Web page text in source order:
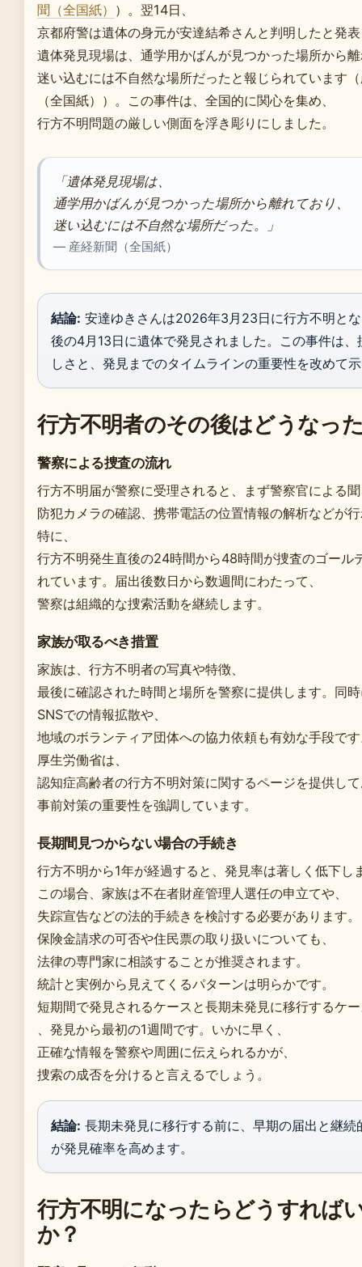
聞（全国紙） ）。翌14日、
京都府警は遺体の身元が安達結希さんと判明したと発
遺体発見現場は、通学用かばんが見つかった場所から
迷い込むには不自然な場所だったと報じられています
（全国紙））。この事件は、全国的に関心を集め、
行方不明問題の厳しい側面を浮き彫りにしました。
「遺体発見現場は、
通学用かばんが見つかった場所から離れており、
迷い込むには不自然な場所だった。」
— 産経新聞（全国紙）
結論: 安達ゆきさんは2026年3月23日に行方不明と
後の4月13日に遺体で発見されました。この事件は、
しさと、発見までのタイムラインの重要性を改めて
行方不明者のその後はどうなっ
警察による捜査の流れ
行方不明届が警察に受理されると、まず警察官による
防犯カメラの確認、携帯電話の位置情報の解析などが
特に、
行方不明発生直後の24時間から48時間が捜査のゴール
れています。届出後数日から数週間にわたって、
警察は組織的な捜索活動を継続します。
家族が取るべき措置
家族は、行方不明者の写真や特徴、
最後に確認された時間と場所を警察に提供します。同
SNSでの情報拡散や、
地域のボランティア団体への協力依頼も有効な手段で
厚生労働省は、
認知症高齢者の行方不明対策に関するページを提供し
事前対策の重要性を強調しています。
長期間見つからない場合の手続き
行方不明から1年が経過すると、発見率は著しく低下し
この場合、家族は不在者財産管理人選任の申立てや、
失踪宣告などの法的手続きを検討する必要があります
保険金請求の可否や住民票の取り扱いについても、
法律の専門家に相談することが推奨されます。
統計と実例から見えてくるパターンは明らかです。
短期間で発見されるケースと長期未発見に移行するケ
、発見から最初の1週間です。いかに早く、
正確な情報を警察や周囲に伝えられるかが、
捜索の成否を分けると言えるでしょう。
結論: 長期未発見に移行する前に、早期の届出と継続
が発見確率を高めます。
行方不明になったらどうすれば
か？